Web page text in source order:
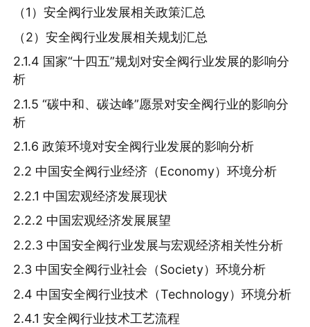
（1）安全阀行业发展相关政策汇总
（2）安全阀行业发展相关规划汇总
2.1.4 国家“十四五”规划对安全阀行业发展的影响分
析
2.1.5 “碳中和、碳达峰”愿景对安全阀行业的影响分
析
2.1.6 政策环境对安全阀行业发展的影响分析
2.2 中国安全阀行业经济（Economy）环境分析
2.2.1 中国宏观经济发展现状
2.2.2 中国宏观经济发展展望
2.2.3 中国安全阀行业发展与宏观经济相关性分析
2.3 中国安全阀行业社会（Society）环境分析
2.4 中国安全阀行业技术（Technology）环境分析
2.4.1 安全阀行业技术工艺流程